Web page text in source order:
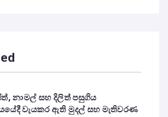
නාමල් සහ දිලිත් පසුගිය
වැයකර ඇති මුදල් සහ මැතිවරණ